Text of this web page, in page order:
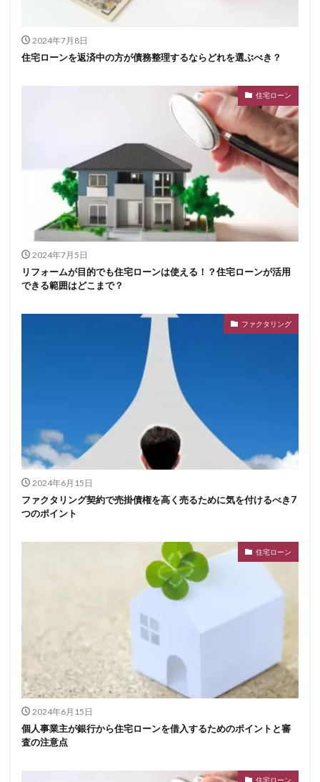
2024年7月8日
住宅ローンを返済中の方が債務整理するならどれを選ぶべき？
住宅ローン
2024年7月5日
リフォームが目的でも住宅ローンは使える！？住宅ローンが活用
できる範囲はどこまで？
ファクタリング
2024年6月15日
ファクタリング契約で売掛債権を高く売るために気を付けるべき7
つのポイント
住宅ローン
2024年6月15日
個人事業主が銀行から住宅ローンを借入するためのポイントと審
査の注意点
住宅ローン